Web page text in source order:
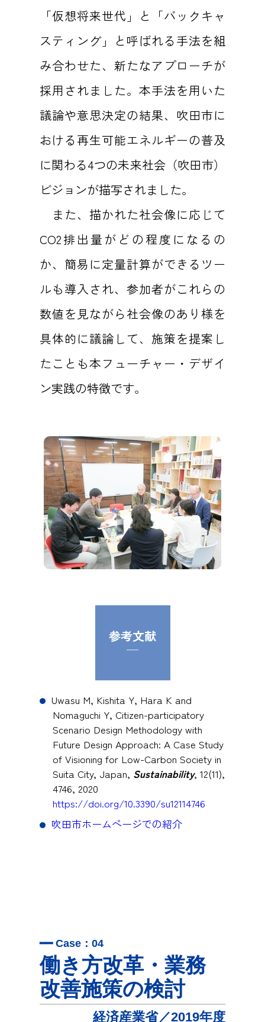
「仮想将来世代」と「バックキャ
スティング」と呼ばれる手法を組
み合わせた、新たなアプローチが
採用されました。本手法を用いた
議論や意思決定の結果、吹田市に
おける再生可能エネルギーの普及
に関わる4つの未来社会（吹田市）
ビジョンが描写されました。
また、描かれた社会像に応じて
CO2排出量がどの程度になるの
か、簡易に定量計算ができるツー
ルも導入され、参加者がこれらの
数値を見ながら社会像のあり様を
具体的に議論して、施策を提案し
たことも本フューチャー・デザイ
ン実践の特徴です。
参考文献
─
Uwasu M, Kishita Y, Hara K and
Nomaguchi Y, Citizen-participatory
Scenario Design Methodology with
Future Design Approach: A Case Study
of Visioning for Low-Carbon Society in
Suita City, Japan, Sustainability, 12(11),
4746, 2020
https://doi.org/10.3390/su12114746
吹田市ホームページでの紹介
━━ Case：04
働き方改革・業務
改善施策の検討
経済産業省／2019年度